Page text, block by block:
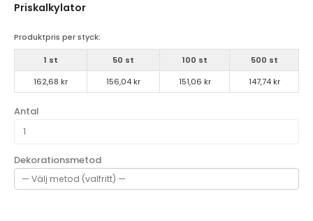
Priskalkylator
Produktpris per styck:
1 st 50 st 100 st
500 st
162,68 kr
156,04 kr 151,06 kr 147,74 kr
Antal
Dekorationsmetod